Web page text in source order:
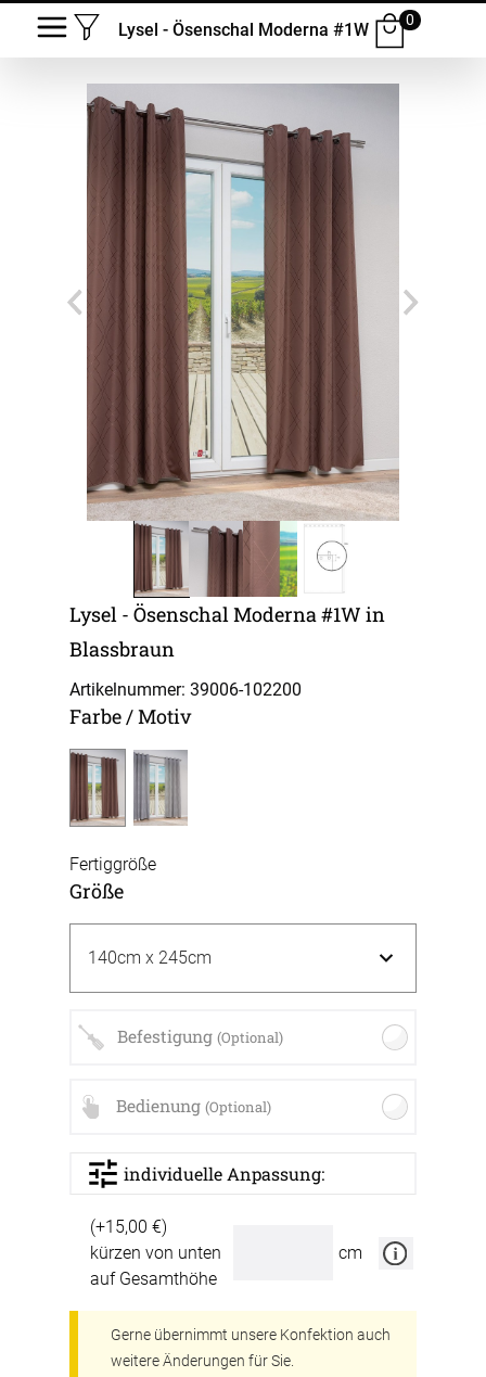
Lysel - Ösenschal Moderna #1W
0
Lysel - Ösenschal Moderna #1W in
Blassbraun
Artikelnummer: 39006-102200
Farbe / Motiv
Fertiggröße
Größe
Befestigung (Optional)
Bedienung (Optional)
individuelle Anpassung:
(+15,00 €)
kürzen von unten
auf Gesamthöhe
cm
Gerne übernimmt unsere Konfektion auch
weitere Änderungen für Sie.